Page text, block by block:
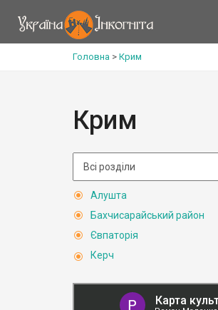
Головна > Крим
Крим
Алушта
Бахчисарайський район
Євпаторія
Керч